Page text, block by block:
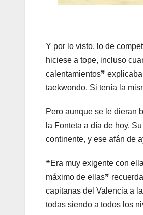
Y por lo visto, lo de
hiciese a tope, incluso
calentamientos❞
taekwondo. Si tenía la
Pero aunque se le dieran
la Fonteta a día de hoy.
continente, y ese afán de
❝Era muy exigente con
máximo de ellas❞
capitanas del Valencia a
todas siendo a todos los